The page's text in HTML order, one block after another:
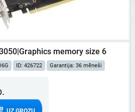
memory size 6
ID: 426722 Garantija: 36 mēneši